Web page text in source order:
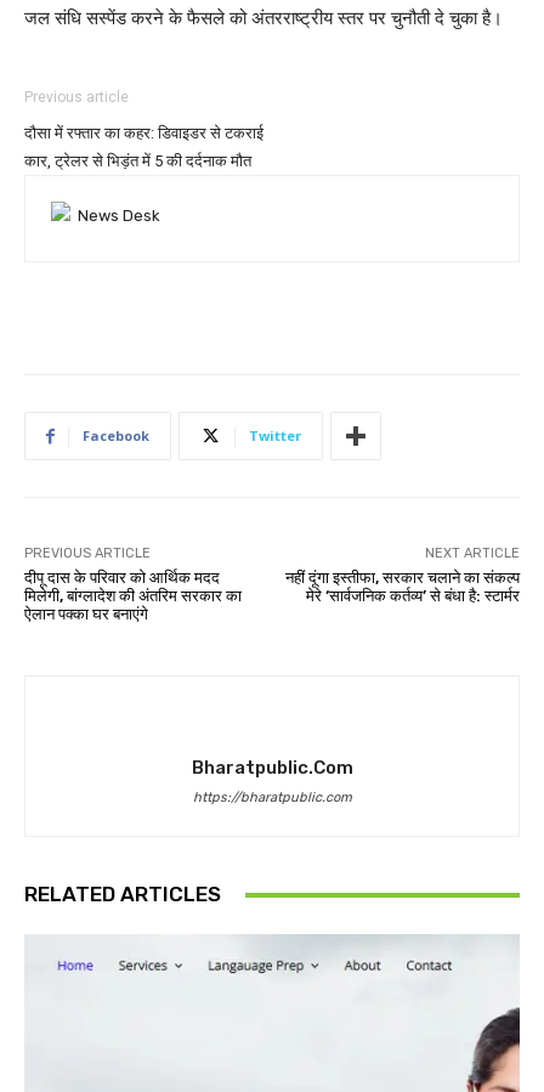
जल संधि सस्पेंड करने के फैसले को अंतरराष्ट्रीय स्तर पर चुनौती दे चुका है।
Previous article
दौसा में रफ्तार का कहर: डिवाइडर से टकराई
कार, ट्रेलर से भिड़ंत में 5 की दर्दनाक मौत
Facebook Twitter
PREVIOUS ARTICLE
दीपू दास के परिवार को आर्थिक मदद
मिलेगी, बांग्लादेश की अंतरिम सरकार का
ऐलान पक्का घर बनाएंगे
NEXT ARTICLE
नहीं दूंगा इस्तीफा, सरकार चलाने का संकल्प
मेरे ‘सार्वजनिक कर्तव्य’ से बंधा है: स्टार्मर
Bharatpublic.com
https://bharatpublic.com
RELATED ARTICLES